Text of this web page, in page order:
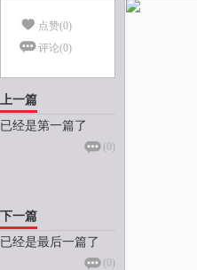
点赞(0)
评论(0)
上一篇
已经是第一篇了
(0)
下一篇
已经是最后一篇了
(0)